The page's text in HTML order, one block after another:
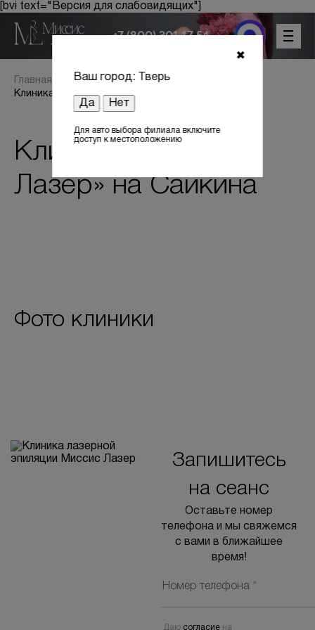
[bvi text="Версия для слабовидящих"]
+7 (800) 301 17 54
Цены
Акции
305 оценок
Главная
Наши клиники
Клиника «Миссис Лазер» на Сайкина
Клиника «Миссис
Лазер» на Сайкина
Фото клиники
Запишитесь
на сеанс
Оставьте номер
телефона и мы свяжемся
с вами в ближайшее
время!
Номер телефона *
Даю согласиена
✖
Ваш город: Тверь
Да Нет
Для авто выбора филиала включите
доступ к местоположению